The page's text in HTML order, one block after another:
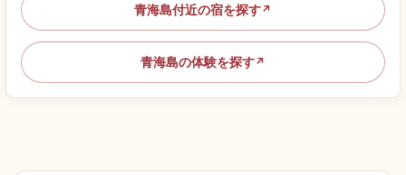
青海島付近の宿を探す↗
青海島の体験を探す↗